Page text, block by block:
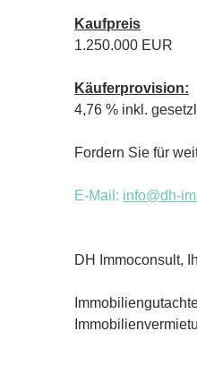
Kaufpreis
1.250.000 EUR
Käuferprovision:
4,76 % inkl.
Fordern Sie für
E-Mail: info@dh-
DH Immoconsult,